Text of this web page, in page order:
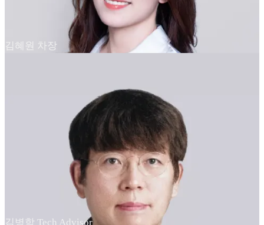
김혜원 차장
김병학 Tech Advisor